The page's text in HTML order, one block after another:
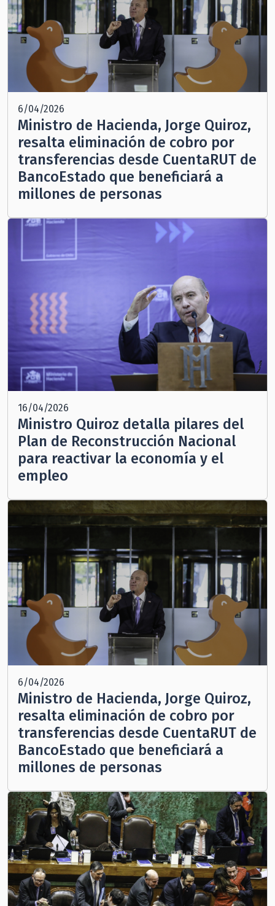
6/04/2026
Ministro de Hacienda, Jorge Quiroz,
resalta eliminación de cobro por
transferencias desde CuentaRUT de
BancoEstado que beneficiará a
millones de personas
16/04/2026
Ministro Quiroz detalla pilares del
Plan de Reconstrucción Nacional
para reactivar la economía y el
empleo
6/04/2026
Ministro de Hacienda, Jorge Quiroz,
resalta eliminación de cobro por
transferencias desde CuentaRUT de
BancoEstado que beneficiará a
millones de personas